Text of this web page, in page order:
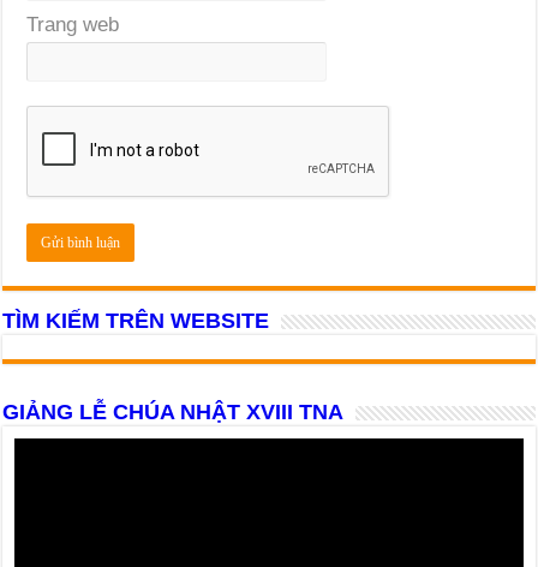
Trang web
TÌM KIẾM TRÊN WEBSITE
GIẢNG LỄ CHÚA NHẬT XVIII TNA